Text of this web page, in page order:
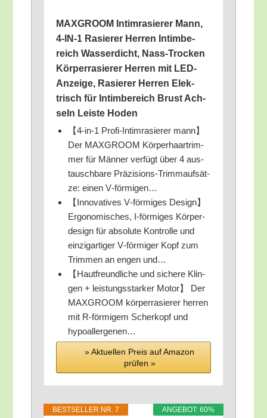
MAXGROOM Intim­ra­sie­rer Mann,
4‑IN‑1 Rasie­rer Her­ren Intim­be­
reich Was­ser­dicht, Nass-Tro­cken
Kör­per­ra­sie­rer Her­ren mit LED-
Anzei­ge, Rasie­rer Her­ren Elek­
trisch für Intim­be­reich Brust Ach­
seln Leis­te Hoden
【4‑in‑1 Pro­fi-Intim­ra­sie­rer mann】
Der MAXGROOM Kör­per­haar­trim­
mer für Män­ner ver­fügt über 4 aus­
tausch­ba­re Prä­zi­si­ons-Trimm­auf­sät­
ze: einen V‑förmigen…
【Inno­va­ti­ves V‑förmiges Design】
Ergonomisches, I‑förmiges Kör­per­
de­sign für abso­lu­te Kon­trol­le und
ein­zig­ar­ti­ger V‑förmiger Kopf zum
Trim­men an engen und…
【Haut­freund­li­che und siche­re Klin­
gen + leis­tungs­star­ker Motor】 Der
MAXGROOM kör­per­ra­sie­rer her­ren
mit R‑förmigem Scher­kopf und
hypoallergenen…
» Aktu­el­len Preis auf Ama­zon
prü­fen »
ANGE­BOT: 60%
BEST­SEL­LER NR. 7